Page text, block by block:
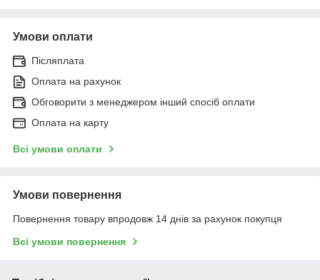
Умови оплати
Післяплата
Оплата на рахунок
Обговорити з менеджером інший спосіб оплати
Оплата на карту
Всі умови оплати
Умови повернення
Повернення товару впродовж 14 днів за рахунок покупця
Всі умови повернення